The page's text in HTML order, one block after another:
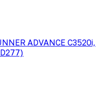
ADVANCE C3520i,